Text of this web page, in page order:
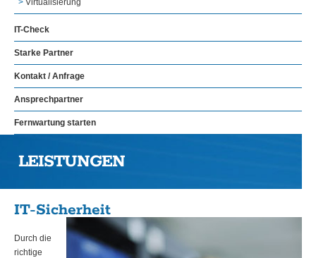
Virtualisierung
IT-Check
Starke Partner
Kontakt / Anfrage
Ansprechpartner
Fernwartung starten
LEISTUNGEN
IT-Sicherheit
Durch die
richtige